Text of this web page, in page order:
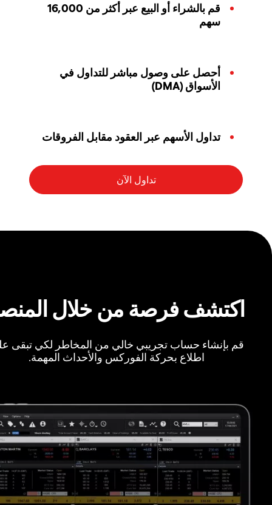
قم بالشراء أو البيع عبر أكثر من 16,000
سهم
أحصل على وصول مباشر للتداول في
الأسواق (DMA)
تداول الأسهم عبر العقود مقابل الفروقات
اكتشف فرصة من خلال
قم بإنشاء حساب تجريبي خالي من المخاطر لكي تبقى
اطلاع بحركة الفوركس والأحداث المهمة.